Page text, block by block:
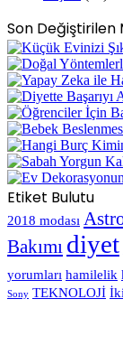
Son Değiştirilen
Etiket Bulutu
2018 modası
Bakımı diyet
yorumları hamilelik
Sony TEKNOLOJİ